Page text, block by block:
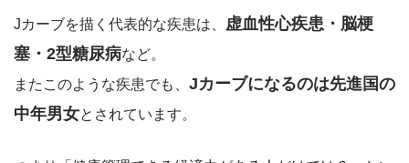
Jカーブを描く代表的な疾患は、
虚血性心疾患・脳梗
塞・2型糖尿病など。
またこのような疾患でも、 Jカーブになるのは先進国の
中年男女とされています。